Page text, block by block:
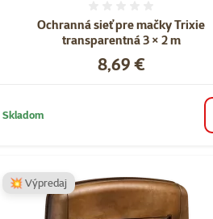
Ochranná sieť pre mačky Trixie
transparentná 3 × 2 m
Cena
8,69 €
Skladom
💥 Výpredaj